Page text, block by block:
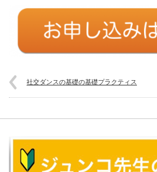
社交ダンスの基礎の基礎プラクティス